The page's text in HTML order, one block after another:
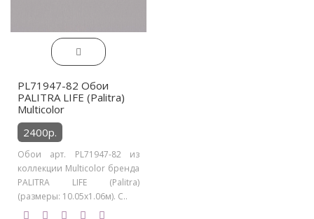
PL71947-82 Обои
PALITRA LIFE (Palitra)
Multicolor
2400р.
Обои арт. PL71947-82 из
коллекции Multicolor бренда
PALITRA LIFE (Palitra)
(размеры: 10.05х1.06м). С..